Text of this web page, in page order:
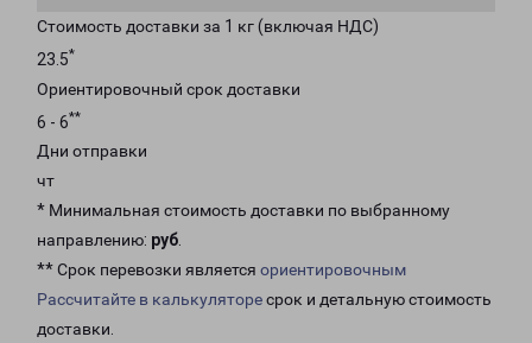
Стоимость доставки за 1 кг (включая НДС)
23.5*
Ориентировочный срок доставки
6 - 6**
Дни отправки
чт
* Минимальная стоимость доставки по выбранному
направлению: руб.
** Срок перевозки является ориентировочным
Рассчитайте в калькуляторесрок и детальную стоимость
доставки.